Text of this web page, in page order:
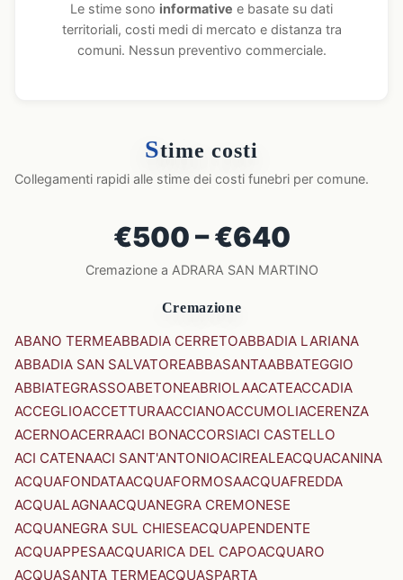
Le stime sono informative e basate su dati
territoriali, costi medi di mercato e distanza tra
comuni. Nessun preventivo commerciale.
Stime costi
Collegamenti rapidi alle stime dei costi funebri per comune.
€500 – €640
Cremazione a ADRARA SAN MARTINO
Cremazione
ABANO TERMEABBADIA CERRETOABBADIA LARIANA
ABBADIA SAN SALVATOREABBASANTAABBATEGGIO
ABBIATEGRASSOABETONEABRIOLAACATEACCADIA
ACCEGLIOACCETTURAACCIANOACCUMOLIACERENZA
ACERNOACERRAACI BONACCORSIACI CASTELLO
ACI CATENAACI SANT'ANTONIOACIREALEACQUACANINA
ACQUAFONDATAACQUAFORMOSAACQUAFREDDA
ACQUALAGNAACQUANEGRA CREMONESE
ACQUANEGRA SUL CHIESEACQUAPENDENTE
ACQUAPPESAACQUARICA DEL CAPOACQUARO
ACQUASANTA TERMEACQUASPARTA